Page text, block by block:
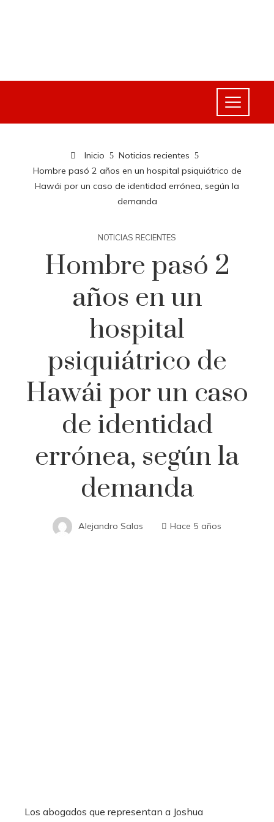
Inicio
Noticias recientes
Hombre pasó 2 años en un hospital psiquiátrico de
Hawái por un caso de identidad errónea, según la
demanda
NOTICIAS RECIENTES
Hombre pasó 2
años en un
hospital
psiquiátrico de
Hawái por un caso
de identidad
errónea, según la
demanda
Alejandro Salas Hace 5 años
Los abogados que representan a Joshua